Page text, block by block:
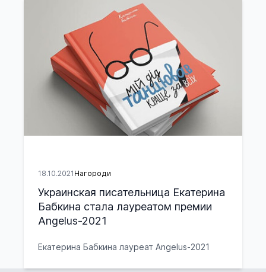
18.10.2021 Нагороди
Украинская писательница Екатерина
Бабкина стала лауреатом премии
Angelus-2021
Екатерина Бабкина лауреат Angelus-2021